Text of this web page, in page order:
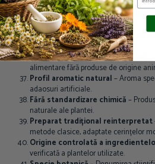
conservanți artificiali.
Oxidare naturală– Modificare de
contact cu aerul.
Flacon din sticlă brună– Ambalaj
conținutului de lumină.
Compatibilitate cu dieta vegană
alimentare fără produse de origine
Profil aromatic natural– Aroma
adaosuri artificiale.
Fără standardizare chimică–
naturale ale plantei.
Preparat tradițional reinterpretat
metode clasice, adaptate cerințelor
Origine controlată a
verificată a plantelor utilizate.